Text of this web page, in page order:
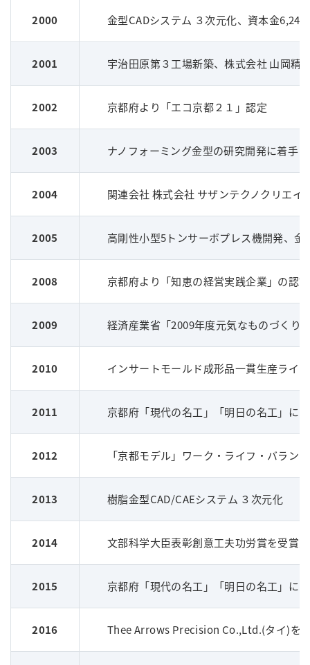
2000 金型CADシステム ３次元化、資本金6,240
2001 宇治田原第３工場新築、株式会社 山岡精
2002 京都府より「エコ京都２１」認定
2003 ナノフォーミング金型の研究開発に着手
2004 関連会社 株式会社 サザンテクノクリエイ
2005 高剛性小型5トンサーボプレス機開発、
2008 京都府より「知恵の経営実践企業」の認
2009 経済産業省「2009年度元気なものづくり
2010 インサートモールド成形品一貫生産ライ
2011 京都府「現代の名工」「明日の名工」に
2012 「京都モデル」ワーク・ライフ・バラン
2013 樹脂金型CAD/CAEシステム ３次元化
2014 文部科学大臣表彰創意工夫功労賞を受賞
2015 京都府「現代の名工」「明日の名工」に
2016 Thee Arrows Precision Co.,Ltd.(タイ)を